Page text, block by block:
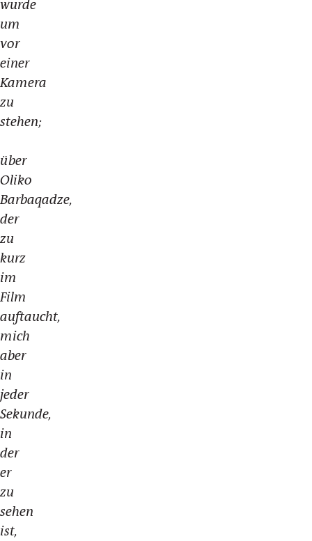
wurde
um
vor
einer
Kamera
zu
stehen;
über
Oliko
Barbaqadze,
der
zu
kurz
im
Film
auftaucht,
mich
aber
in
jeder
Sekunde,
in
der
er
zu
sehen
ist,